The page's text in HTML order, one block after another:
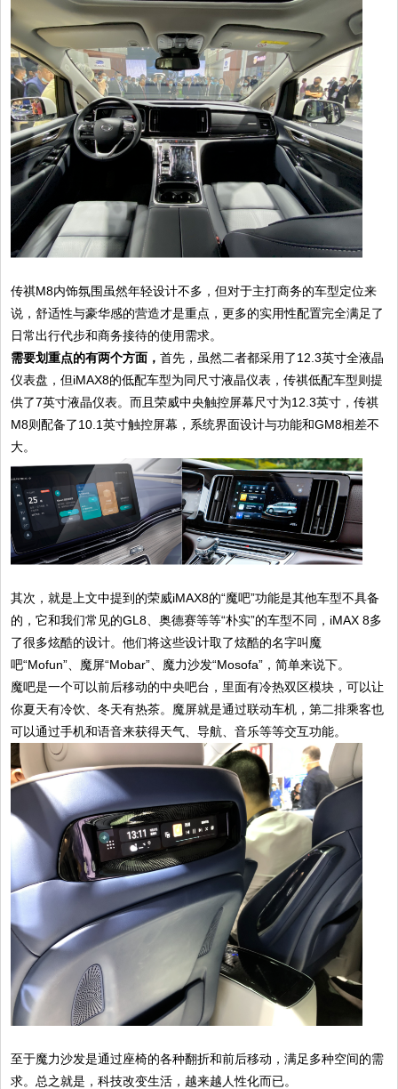
传祺M8内饰氛围虽然年轻设计不多，但对于主打商务的车型定位来
说，舒适性与豪华感的营造才是重点，更多的实用性配置完全满足了
日常出行代步和商务接待的使用需求。
需要划重点的有两个方面，首先，虽然二者都采用了12.3英寸全液晶
仪表盘，但iMAX8的低配车型为同尺寸液晶仪表，传祺低配车型则提
供了7英寸液晶仪表。而且荣威中央触控屏幕尺寸为12.3英寸，传祺
M8则配备了10.1英寸触控屏幕，系统界面设计与功能和GM8相差不
大。
其次，就是上文中提到的荣威iMAX8的“魔吧”功能是其他车型不具备
的，它和我们常见的GL8、奥德赛等等“朴实”的车型不同，iMAX 8多
了很多炫酷的设计。他们将这些设计取了炫酷的名字叫魔
吧“Mofun”、魔屏“Mobar”、魔力沙发“Mosofa”，简单来说下。
魔吧是一个可以前后移动的中央吧台，里面有冷热双区模块，可以让
你夏天有冷饮、冬天有热茶。魔屏就是通过联动车机，第二排乘客也
可以通过手机和语音来获得天气、导航、音乐等等交互功能。
至于魔力沙发是通过座椅的各种翻折和前后移动，满足多种空间的需
求。总之就是，科技改变生活，越来越人性化而已。